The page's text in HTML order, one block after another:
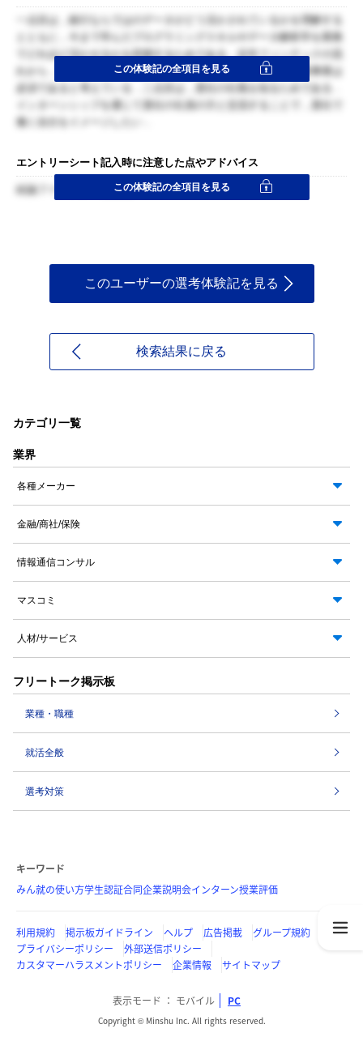
一点目は，銀行ならではのデータがどう活かされているかを理解する
とともに，今まで学んだプログラミングスキルやデータ解析学を業務
でどれほど活かせるかを把握するためである．近年フィンテックの流
れから，銀行は大きな転換期を迎える中で，データを扱った新事業は
必須であると考えている．二点目は，貴社の社風を知るためである．
働く自分をイメージしたい．
この体験記の全項目を見る
エントリーシート記入時に注意した点やアドバイス
結論ファースト＋構造化この体験記の全項目を見る
このユーザーの選考体験記を見る
検索結果に戻る
カテゴリ一覧
業界
各種メーカー
金融/商社/保険
情報通信コンサル
マスコミ
人材/サービス
フリートーク掲示板
業種・職種
就活全般
選考対策
キーワード
みん就の使い方学生認証合同企業説明会インターン授業評価
利用規約 掲示板ガイドライン ヘルプ 広告掲載
グループ規約
プライバシーポリシー
外部送信ポリシー
カスタマーハラスメントポリシー
企業情報 サイトマップ
表示モード モバイル PC
Copyright © Minshu Inc. All rights reserved.